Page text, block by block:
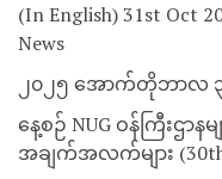
(In English) 31st Oct
News
၂၀၂၅ အောက်တိုဘာလ
နေ့စဉ် NUG ဝန်ကြီးဌ
အချက်အလက်များ (30th